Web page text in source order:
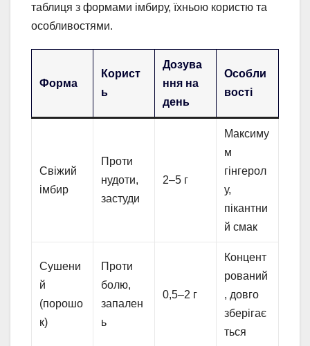
таблиця з формами імбиру, їхньою користю та
особливостями.
Форма
Корист
ь
Дозува
ння на
день
Особли
вості
Свіжий
імбир
Проти
нудоти,
застуди
2–5 г
Максиму
м
гінгерол
у,
пікантни
й смак
Сушени
й
(порошо
к)
Проти
болю,
запален
ь
0,5–2 г
Концент
рований
, довго
зберігає
ться